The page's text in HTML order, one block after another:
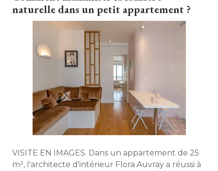
naturelle dans un petit appartement ?
VISITE EN IMAGES. Dans un appartement de 25
m², l'architecte d'intérieur Flora Auvray a réussi à